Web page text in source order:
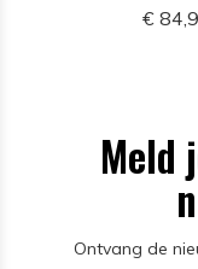
€
Meld
Ontvang de